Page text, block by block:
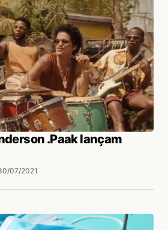
.Paak lançam
07/2021